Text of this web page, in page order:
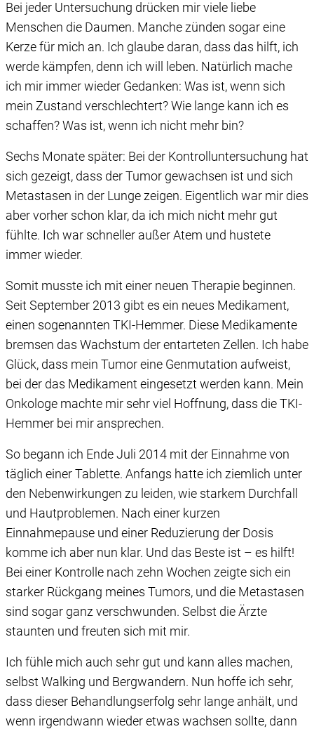
Bei jeder Untersuchung drücken mir viele liebe
Menschen die Daumen. Manche zünden sogar eine
Kerze für mich an. Ich glaube daran, dass das hilft, ich
werde kämpfen, denn ich will leben. Natürlich mache
ich mir immer wieder Gedanken: Was ist, wenn sich
mein Zustand verschlechtert? Wie lange kann ich es
schaffen? Was ist, wenn ich nicht mehr bin?
Sechs Monate später: Bei der Kontrolluntersuchung hat
sich gezeigt, dass der Tumor gewachsen ist und sich
Metastasen in der Lunge zeigen. Eigentlich war mir dies
aber vorher schon klar, da ich mich nicht mehr gut
fühlte. Ich war schneller außer Atem und hustete
immer wieder.
Somit musste ich mit einer neuen Therapie beginnen.
Seit September 2013 gibt es ein neues Medikament,
einen sogenannten TKI-Hemmer. Diese Medikamente
bremsen das Wachstum der entarteten Zellen. Ich habe
Glück, dass mein Tumor eine Genmutation aufweist,
bei der das Medikament eingesetzt werden kann. Mein
Onkologe machte mir sehr viel Hoffnung, dass die TKI-
Hemmer bei mir ansprechen.
So begann ich Ende Juli 2014 mit der Einnahme von
täglich einer Tablette. Anfangs hatte ich ziemlich unter
den Nebenwirkungen zu leiden, wie starkem Durchfall
und Hautproblemen. Nach einer kurzen
Einnahmepause und einer Reduzierung der Dosis
komme ich aber nun klar. Und das Beste ist – es hilft!
Bei einer Kontrolle nach zehn Wochen zeigte sich ein
starker Rückgang meines Tumors, und die Metastasen
sind sogar ganz verschwunden. Selbst die Ärzte
staunten und freuten sich mit mir.
Ich fühle mich auch sehr gut und kann alles machen,
selbst Walking und Bergwandern. Nun hoffe ich sehr,
dass dieser Behandlungserfolg sehr lange anhält, und
wenn irgendwann wieder etwas wachsen sollte, dann